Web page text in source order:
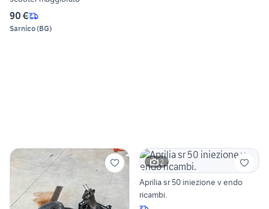
90 €
Sarnico(BG)
2
Aprilia sr 50 iniezione v endo
ricambi.